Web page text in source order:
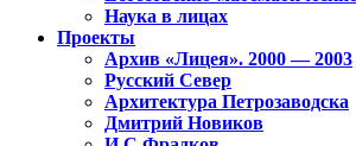
Наука в лицах
Проекты
Архив «Лицея». 2000 — 2003
Русский Север
Архитектура Петрозаводска
Дмитрий Новиков